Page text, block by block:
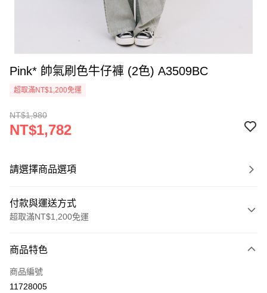
Pink* 帥氣刷色牛仔褲 (2色) A3509BC
超取滿NT$1,200免運
NT$1,980
NT$1,782
請選擇商品選項
付款與運送方式
超取滿NT$1,200免運
信用卡一次付款
超商取貨付款
商品特色
商品編號
11728005